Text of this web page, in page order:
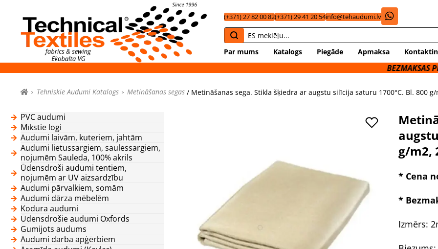
(+371) 27 82 00 82(+371) 29 41 20 54info@tehaudumi.lv
Par mums Katalogs Piegāde Apmaksa
BEZMAKSAS PIEGĀDE
Tehniskie Audumi Katalogs Metināšanas segas / Metināšanas sega. Stikla šķiedra ar augstu silīcija saturu 1700°C. Bl. 800 g/
PVC audumi
Mīkstie logi
Audumi laivām, kuteriem, jahtām
Audumi lietussargiem, saulessargiem,
nojumēm Sauleda, 100% akrils
Ūdensdroši audumi tentiem,
nojumēm ar UV aizsardzību
Audumi pārvalkiem, somām
Audumi dārza mēbelēm
Kodura audumi
Ūdensdrošie audumi Oxfords
Gumijots audums
Audumi darba apģērbiem
g/m2,
* Cena
*
Izmērs: